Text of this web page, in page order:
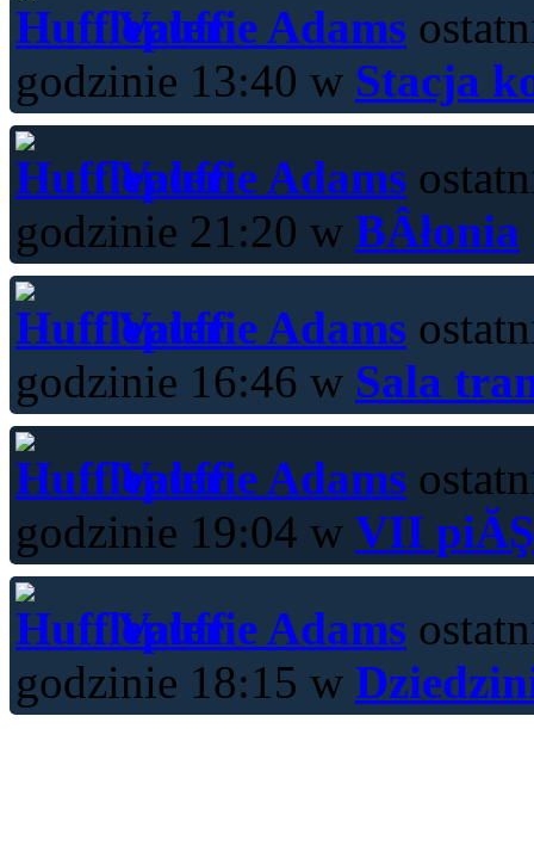
Valerie Adams
godzinie 13:40 w Stacja
Valerie Adams
godzinie 21:20 w BÂłonia
Valerie Adams
godzinie 16:46 w Sala
Valerie Adams
godzinie 19:04 w VII
Valerie Adams
godzinie 18:15 w